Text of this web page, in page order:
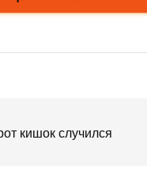
кишок случился